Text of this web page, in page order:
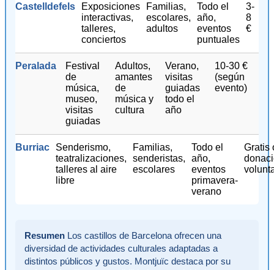
Castelldefels
Exposiciones
interactivas,
talleres,
conciertos
Familias,
escolares,
adultos
Todo el
año,
eventos
puntuales
3-
8
€
Peralada
Festival
de
música,
museo,
visitas
guiadas
Adultos,
amantes
de
música y
cultura
Verano,
visitas
guiadas
todo el
año
10-30 €
(según
evento)
Burriac
Senderismo,
teatralizaciones,
talleres al aire
libre
Familias,
senderistas,
escolares
Todo el
año,
eventos
primavera-
verano
Gratis
Resumen Los castillos de Barcelona ofrecen una
diversidad de actividades culturales adaptadas a
distintos públicos y gustos. Montjuïc destaca por su